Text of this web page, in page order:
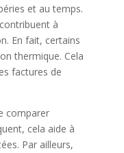
et au temps.
à
En fait, certains
thermique. Cela
factures de
comparer
cela aide à
Par ailleurs,